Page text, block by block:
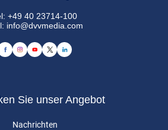
+49 40 23714-100
info@dvvmedia.com
Sie unser Angebot
Nachrichten